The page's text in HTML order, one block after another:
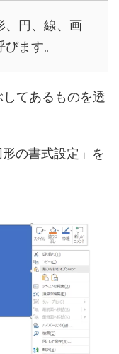
、円、線、画
ます。
てあるものを透
の書式設定」を